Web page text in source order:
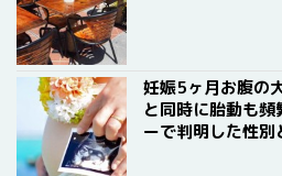
妊娠5ヶ月お腹の
と同時に胎動も
ーで判明した性別